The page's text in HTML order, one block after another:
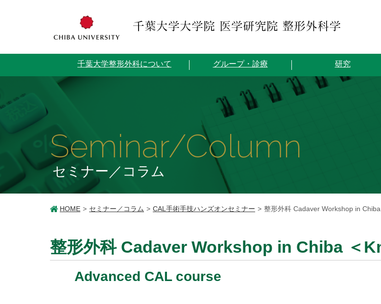
千葉大学整形外科について グループ・診療 研究
Seminar/Column
セミナー／コラム
HOME セミナー／コラム CAL手術手技ハンズオンセミナー 整形外科 Cadaver Workshop in
整形外科 Cadaver Workshop in Chiba ＜
Advanced CAL course